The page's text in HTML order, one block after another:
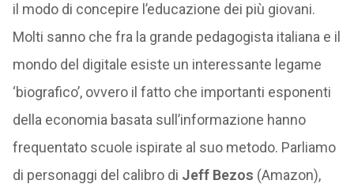
il modo di concepire l’educazione dei più giovani.
Molti sanno che fra la grande pedagogista italiana e il
mondo del digitale esiste un interessante legame
‘biografico’, ovvero il fatto che importanti esponenti
della economia basata sull’informazione hanno
frequentato scuole ispirate al suo metodo. Parliamo
di personaggi del calibro di Jeff Bezos (Amazon),